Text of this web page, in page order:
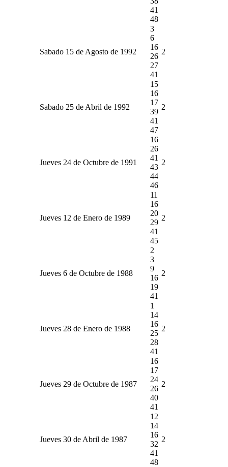
41
48
Sabado 15 de Agosto de 1992
3
6
16
26
27
41
2
Sabado 25 de Abril de 1992
15
16
17
39
41
47
2
Jueves 24 de Octubre de 1991
16
26
41
43
44
46
2
Jueves 12 de Enero de 1989
11
16
20
29
41
45
2
Jueves 6 de Octubre de 1988
2
3
9
16
19
41
2
Jueves 28 de Enero de 1988
1
14
16
25
28
41
2
Jueves 29 de Octubre de 1987
16
17
24
26
40
41
2
Jueves 30 de Abril de 1987
12
14
16
32
41
48
2